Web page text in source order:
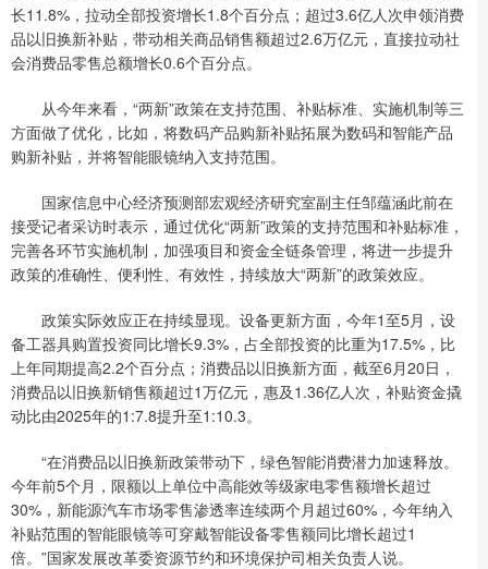
长11.8%，拉动全部投资增长1.8个百分点；超过3.6亿人次申领消费
品以旧换新补贴，带动相关商品销售额超过2.6万亿元，直接拉动社
会消费品零售总额增长0.6个百分点。
从今年来看，“两新”政策在支持范围、补贴标准、实施机制等三
方面做了优化，比如，将数码产品购新补贴拓展为数码和智能产品
购新补贴，并将智能眼镜纳入支持范围。
国家信息中心经济预测部宏观经济研究室副主任邹蕴涵此前在
接受记者采访时表示，通过优化“两新”政策的支持范围和补贴标准，
完善各环节实施机制，加强项目和资金全链条管理，将进一步提升
政策的准确性、便利性、有效性，持续放大“两新”的政策效应。
政策实际效应正在持续显现。设备更新方面，今年1至5月，设
备工器具购置投资同比增长9.3%，占全部投资的比重为17.5%，比
上年同期提高2.2个百分点；消费品以旧换新方面，截至6月20日，
消费品以旧换新销售额超过1万亿元，惠及1.36亿人次，补贴资金撬
动比由2025年的1:7.8提升至1:10.3。
“在消费品以旧换新政策带动下，绿色智能消费潜力加速释放。
今年前5个月，限额以上单位中高能效等级家电零售额增长超过
30%，新能源汽车市场零售渗透率连续两个月超过60%，今年纳入
补贴范围的智能眼镜等可穿戴智能设备零售额同比增长超过1
倍。”国家发展改革委资源节约和环境保护司相关负责人说。